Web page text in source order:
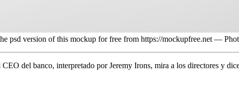
psd version of this mockup for free from https://mockupfree.net —
CEO del banco, interpretado por Jeremy Irons, mira a los directores y